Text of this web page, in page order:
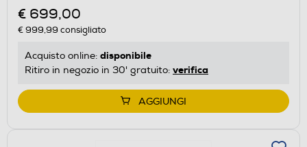
€ 699,00
€ 999,99 consigliato
Acquisto online: disponibile
Ritiro in negozio in 30' gratuito: verifica
AGGIUNGI